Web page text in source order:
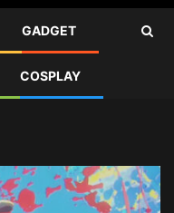
GADGET
COSPLAY